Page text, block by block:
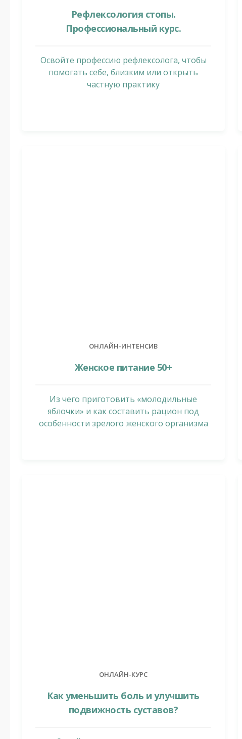
Рефлексология стопы.
Профессиональный курс.
Освойте профессию рефлексолога, чтобы
помогать себе, близким или открыть
частную практику
ОНЛАЙН-ИНТЕНСИВ
Женское питание 50+
Из чего приготовить «молодильные
яблочки» и как составить рацион под
особенности зрелого женского организма
ОНЛАЙН-КУРС
Как уменьшить боль и улучшить
подвижность суставов?